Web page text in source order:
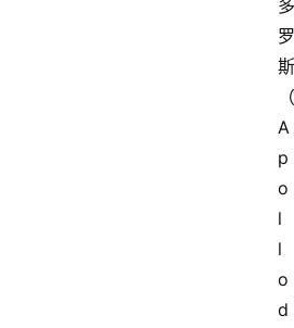
多
罗
斯
（
A
p
o
l
l
o
d